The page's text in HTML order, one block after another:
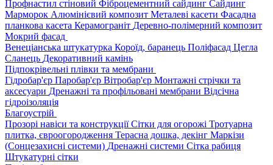
Профнастил стіновий Фіброцементний сайдинг Сайдинг
Марморок Алюмінієвий композит Металеві касети Фасадна
планкова касета Керамограніт Деревно-полімерний композит
Мокрий фасад
Венеціанська штукатурка Короїд, баранець Поліфасад Цегла
Сланець Декоративний камінь
Підпокрівельні плівки та мембрани
Гідробар'єр Паробар'єр Вітробар'єр Монтажні стрічки та
аксесуари Дренажні та профільовані мембрани Відсічна
гідроізоляція
Благоустрій
Прозорі навіси та конструкціїСітки для огорожі Тротуарна
плитка, євроогородження Терасна дошка, декінг Маркізи
(Сонцезахисні системи) Дренажні системи Сітка рабиця
Штукатурні сітки